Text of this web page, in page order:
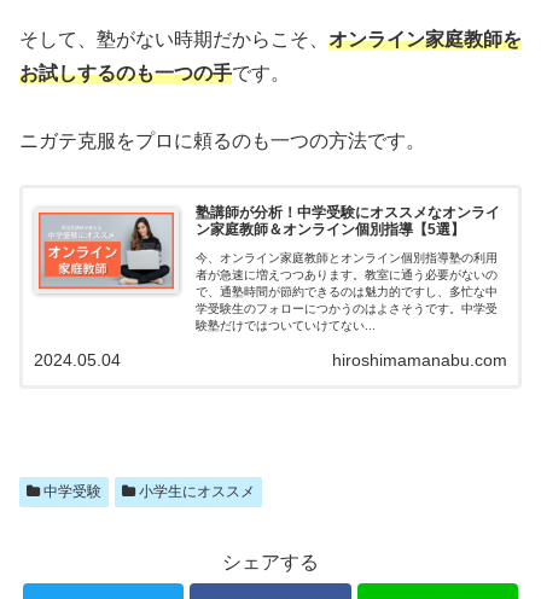
そして、塾がない時期だからこそ、 オンライン家庭教師を
お試しするのも一つの手です。
ニガテ克服をプロに頼るのも一つの方法です。
塾講師が分析！中学受験にオススメなオンライ
ン家庭教師＆オンライン個別指導【5選】
今、オンライン家庭教師とオンライン個別指導塾の利用
者が急速に増えつつあります。教室に通う必要がないの
で、通塾時間が節約できるのは魅力的ですし、多忙な中
学受験生のフォローにつかうのはよさそうです。中学受
験塾だけではついていけてない...
hiroshimamanabu.com
2024.05.04
中学受験 小学生にオススメ
シェアする